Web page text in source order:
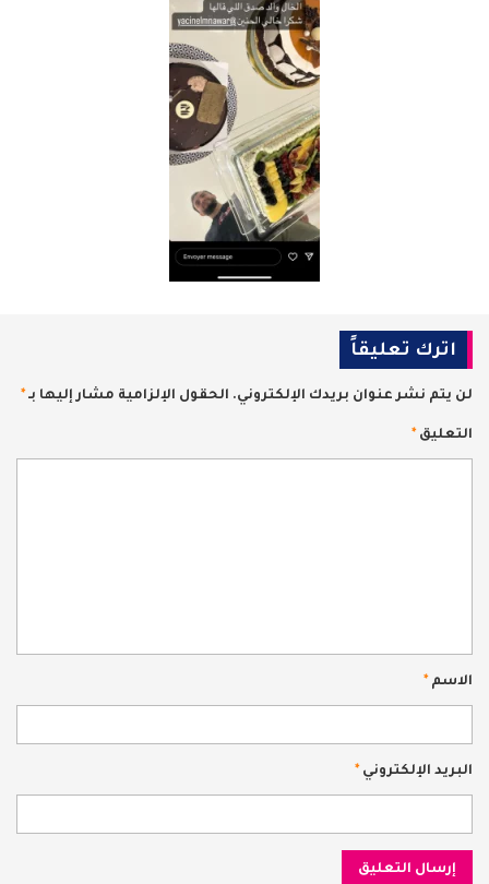
اترك تعليقاً
لن يتم نشر عنوان بريدك الإلكتروني. الحقول الإلزامية مشار إليها بـ *
التعليق *
الاسم *
البريد الإلكتروني *